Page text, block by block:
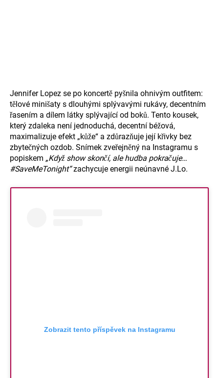
Jennifer Lopez se po koncertě pyšnila ohnivým outfitem:
tělové minišaty s dlouhými splývavými rukávy, decentním
řasením a dílem látky splývající od boků. Tento kousek,
který zdaleka není jednoduchá, decentní béžová,
maximalizuje efekt „kůže“ a zdůrazňuje její křivky bez
zbytečných ozdob. Snímek zveřejněný na Instagramu s
popiskem „Když show skončí, ale hudba pokračuje…
#SaveMeTonight“zachycuje energii neúnavné J.Lo.
Zobrazit tento příspěvek na Instagramu